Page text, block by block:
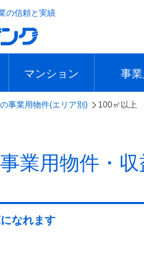
の信頼と実績
マンション
エリアで探す
沿線で探す
本日の新着物件
今週の新着物件
事
エリア
沿線で
本日
今週
事業用物件(エリア別) 100㎡以上
業用物件・
なれます